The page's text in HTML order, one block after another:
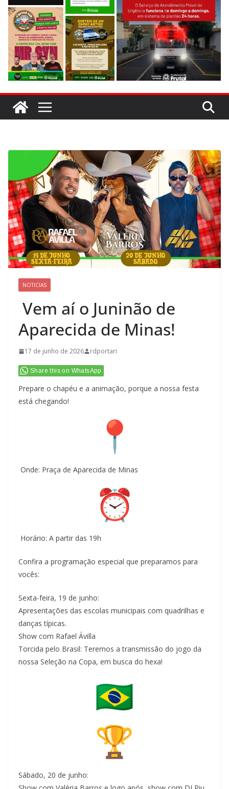
NOTICIAS
Vem aí o Juninão de
Aparecida de Minas!
17 de junho de 2026 rdportari
Share this on WhatsApp
Prepare o chapéu e a animação, porque a nossa festa
está chegando!
Onde: Praça de Aparecida de Minas
Horário: A partir das 19h
Confira a programação especial que preparamos para
vocês:
Sexta-feira, 19 de junho:
Apresentações das escolas municipais com quadrilhas e
danças típicas.
Show com Rafael Ávilla
Torcida pelo Brasil: Teremos a transmissão do jogo da
nossa Seleção na Copa, em busca do hexa!
Sábado, 20 de junho: